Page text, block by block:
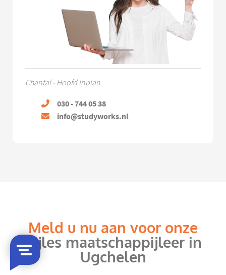
Chantal - Hoofd Inplan
030 - 744 05 38
info@studyworks.nl
Meld u nu aan voor onze
bijles maatschappijleer in
Ugchelen